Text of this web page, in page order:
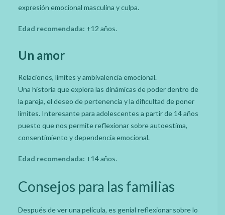
expresión emocional masculina y culpa.
Edad recomendada: +12 años.
Un amor
Relaciones, límites y ambivalencia emocional.
Una historia que explora las dinámicas de poder dentro de
la pareja, el deseo de pertenencia y la dificultad de poner
límites. Interesante para adolescentes a partir de 14 años
puesto que nos permite reflexionar sobre autoestima,
consentimiento y dependencia emocional.
Edad recomendada: +14 años.
Consejos para las familias
Después de ver una película, es genial reflexionar sobre lo